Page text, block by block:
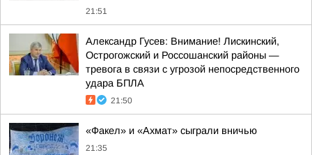
21:51
Александр Гусев: Внимание! Лискинский,
Острогожский и Россошанский районы —
тревога в связи с угрозой непосредственного
удара БПЛА
21:50
«Факел» и «Ахмат» сыграли вничью
21:35